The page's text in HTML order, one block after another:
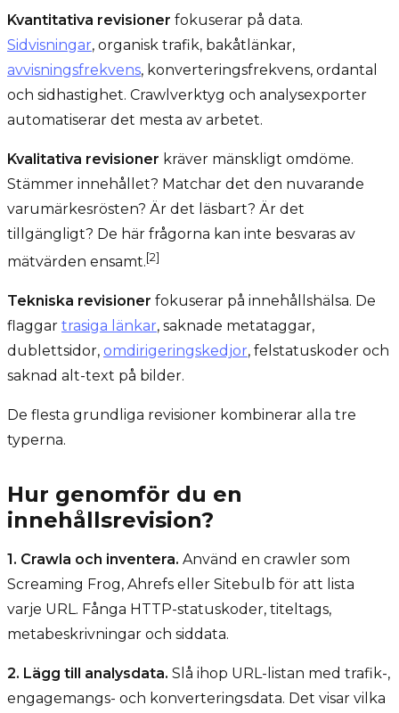
Kvantitativa revisioner fokuserar på data.
Sidvisningar, organisk trafik, bakåtlänkar,
avvisningsfrekvens, konverteringsfrekvens, ordantal
och sidhastighet. Crawlverktyg och analysexporter
automatiserar det mesta av arbetet.
Kvalitativa revisioner kräver mänskligt omdöme.
Stämmer innehållet? Matchar det den nuvarande
varumärkesrösten? Är det läsbart? Är det
tillgängligt? De här frågorna kan inte besvaras av
mätvärden ensamt.[2]
Tekniska revisioner fokuserar på innehållshälsa. De
flaggar trasiga länkar, saknade metataggar,
dublettsidor, omdirigeringskedjor, felstatuskoder och
saknad alt-text på bilder.
De flesta grundliga revisioner kombinerar alla tre
typerna.
Hur genomför du en
innehållsrevision?
1. Crawla och inventera. Använd en crawler som
Screaming Frog, Ahrefs eller Sitebulb för att lista
varje URL. Fånga HTTP-statuskoder, titeltags,
metabeskrivningar och siddata.
2. Lägg till analysdata. Slå ihop URL-listan med trafik-,
engagemangs- och konverteringsdata. Det visar vilka